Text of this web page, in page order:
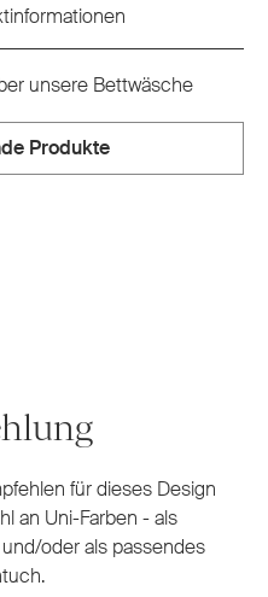
unsere Bettwäsche
Produkte
für dieses Design
an Uni-Farben - als
oder als passendes